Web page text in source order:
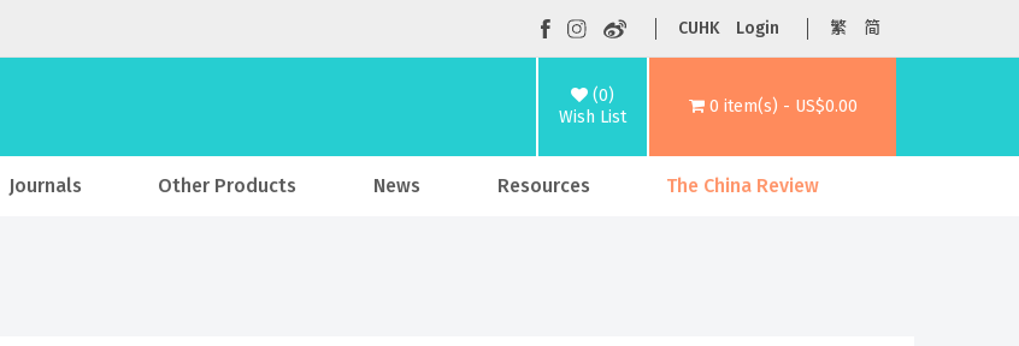
CUHK Login 繁 简
(0)
Wish List
0 item(s) - US$0.00
Journals Other Products News Resources The China Review